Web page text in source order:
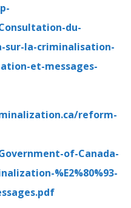
du-
sur-la-criminalisation-
et-messages-
reform-
of-Canada-
%E2%80%93-